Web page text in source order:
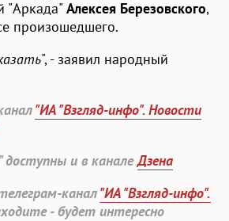
"Аркада" Алексея Березовского,
произошедшего.
", - заявил народный
"ИА "Взгляд-инфо". Новости
доступны и в каналеДзена
канал"ИА "Взгляд-инфо".
- будет интересно